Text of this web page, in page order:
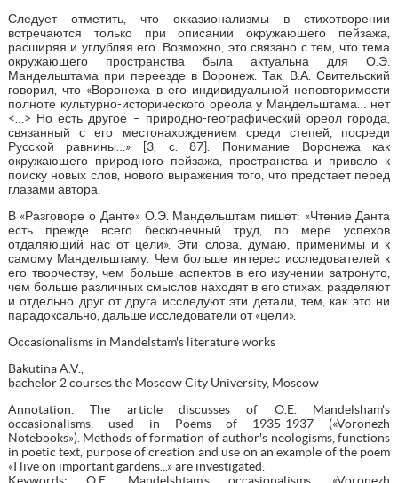
Следует отметить, что окказионализмы в стихотворении
встречаются только при описании окружающего пейзажа,
расширяя и углубляя его. Возможно, это связано с тем, что тема
окружающего пространства была актуальна для О.Э.
Мандельштама при переезде в Воронеж. Так, В.А. Свительский
говорил, что «Воронежа в его индивидуальной неповторимости
полноте культурно-исторического ореола у Мандельштама… нет
<…> Но есть другое – природно-географический ореол города,
связанный с его местонахождением среди степей, посреди
Русской равнины…» [3, с. 87]. Понимание Воронежа как
окружающего природного пейзажа, пространства и привело к
поиску новых слов, нового выражения того, что предстает перед
глазами автора.
В «Разговоре о Данте» О.Э. Мандельштам пишет: «Чтение Данта
есть прежде всего бесконечный труд, по мере успехов
отдаляющий нас от цели». Эти слова, думаю, применимы и к
самому Мандельштаму. Чем больше интерес исследователей к
его творчеству, чем больше аспектов в его изучении затронуто,
чем больше различных смыслов находят в его стихах, разделяют
и отдельно друг от друга исследуют эти детали, тем, как это ни
парадоксально, дальше исследователи от «цели».
Occasionalisms in Mandelstam's literature works
Bakutina A.V.,
bachelor 2 courses the Moscow City University, Moscow
Annotation. The article discusses of O.E. Mandelsham's
occasionalisms, used in Poems of 1935-1937 («Voronezh
Notebooks»). Methods of formation of author's neologisms, functions
in poetic text, purpose of creation and use on an example of the poem
«I live on important gardens...» are investigated.
Keywords: O.E. Mandelshtam’s occasionalisms, «Voronezh